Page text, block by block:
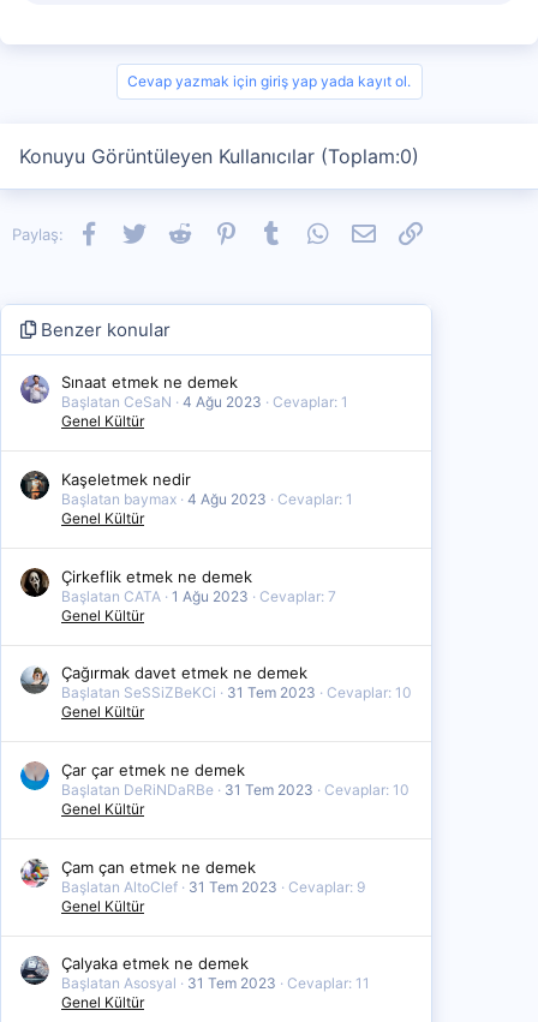
:
Cevap yazmak için giriş yap yada kayıt ol.
Konuyu Görüntüleyen Kullanıcılar (Toplam:0)
Paylaş: Facebook
TwitterReddit PinterestTumblrWhatsApp
E-postaLink
Benzer konular
Sınaat etmek ne demek
Başlatan CeSaN 4 Ağu 2023
Cevaplar: 1
Genel Kültür
Kaşeletmek nedir
Başlatan baymax 4 Ağu 2023
Cevaplar: 1
Genel Kültür
Çirkeflik etmek ne demek
Başlatan CATA 1 Ağu 2023
Cevaplar: 7
Genel Kültür
Çağırmak davet etmek ne demek
Başlatan SeSSiZBeKCi 31 Tem 2023
Cevaplar: 10
Genel Kültür
Çar çar etmek ne demek
Başlatan DeRiNDaRBe 31 Tem 2023
Cevaplar: 10
Genel Kültür
Çam çan etmek ne demek
Başlatan AltoClef 31 Tem 2023
Cevaplar: 9
Genel Kültür
Çalyaka etmek ne demek
Başlatan Asosyal 31 Tem 2023
Cevaplar: 11
Genel Kültür